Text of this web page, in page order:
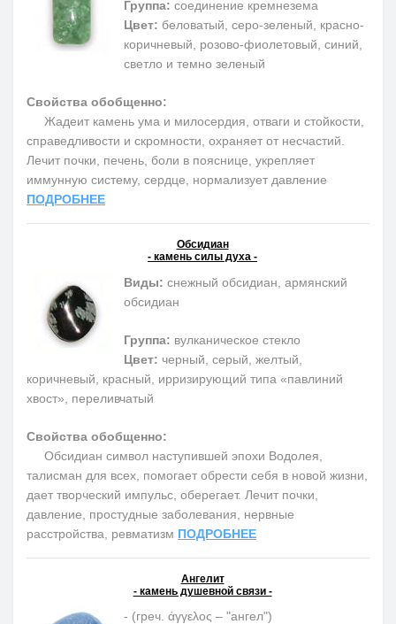
Группа: соединение кремнезема
Цвет: беловатый, серо-зеленый, красно-
коричневый, розово-фиолетовый, синий,
светло и темно зеленый
Свойства обобщенно:
Жадеит камень ума и милосердия, отваги и стойкости,
справедливости и скромности, охраняет от несчастий.
Лечит почки, печень, боли в пояснице, укрепляет
иммунную систему, сердце, нормализует давление
ПОДРОБНЕЕ
Обсидиан
- камень силы духа -
Виды: снежный обсидиан, армянский
обсидиан
Группа: вулканическое стекло
Цвет: черный, серый, желтый,
коричневый, красный, ирризирующий типа «павлиний
хвост», переливчатый
Свойства обобщенно:
Обсидиан символ наступившей эпохи Водолея,
талисман для всех, помогает обрести себя в новой жизни,
дает творческий импульс, оберегает. Лечит почки,
давление, простудные заболевания, нервные
расстройства, ревматизм ПОДРОБНЕЕ
Ангелит
- камень душевной связи -
- (греч. άγγελος – "ангел")